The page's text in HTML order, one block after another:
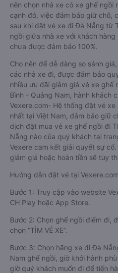
nên chọn nhà xe có xe ghế ngồi
cạnh đó, việc đảm bảo giữ chỗ,
sau khi đặt vé xe đi Đà Nẵng từ
ngồi giữa nhà xe với khách
chưa được đảm bảo 100%.
Cho nên để dễ dàng so sánh
các nhà xe đi, được đảm bảo
nhiều ưu đãi giảm giá vé xe ghế
Bình - Quảng Nam, hành khách
Vexere.com- Hệ thống đặt vé
nhất tại Việt Nam, đảm bảo giữ
dịch đặt mua vé xe ghế ngồi đi
Nẵng nào của quý khách tại
Vexere cam kết giải quyết sự
giảm giá hoặc hoàn tiền sẽ tùy
Hướng dẫn đặt vé tại
Bước 1: Truy cập vào website
CH Play hoặc App Store.
Bước 2: Chọn ghế ngồi điểm đi,
chọn “TÌM VÉ XE”.
Bước 3: Chọn hãng xe đi Đà
Nam ghế ngồi, giờ khởi hành
giờ quý khách muốn đi để tiến